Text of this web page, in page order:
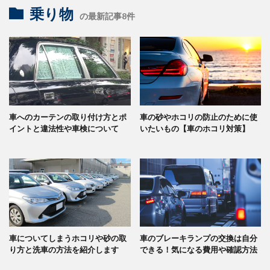
乗り物 の最新記事8件
車へのカーテンの取り付け方とポ
イントと違法性や車検について
車の砂やホコリの防止のために使
いたいもの【車のホコリ対策】
車についてしまうホコリや砂の取
り方と洗車の方法を紹介します
車のブレーキランプの交換は自分
できる！気になる費用や確認方法